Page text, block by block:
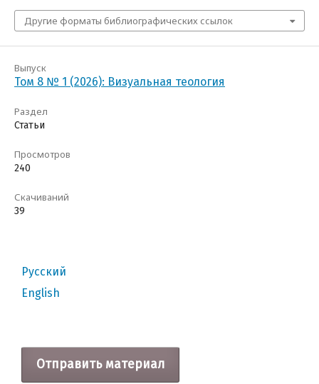
Другие форматы библиографических ссылок
Выпуск
Том 8 № 1 (2026): Визуальная теология
Раздел
Статьи
Просмотров
240
Скачиваний
39
Русский
English
Отправить материал